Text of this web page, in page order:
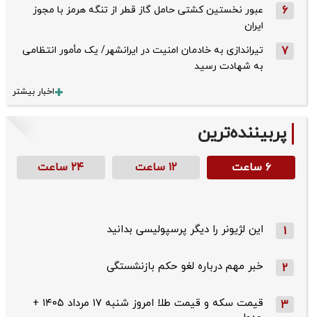
6
عبور نخستین کشتی حامل گاز قطر از تنگه هرمز با مجوز
ایران
7
تیراندازی به خادمان امنیت در ایرانشهر/ یک مأمور انتظامی
به شهادت رسید
اخبار بیشتر
پربیننده‌ترین
۶ ساعت ۱۲ ساعت ۲۴ ساعت
1 این لژیونر را دیگر پرسپولیسی بدانید
2 خبر مهم درباره لغو حکم بازنشستگی
3
قیمت سکه و قیمت طلا امروز شنبه ۱۷ مرداد ۱۴۰۵ +